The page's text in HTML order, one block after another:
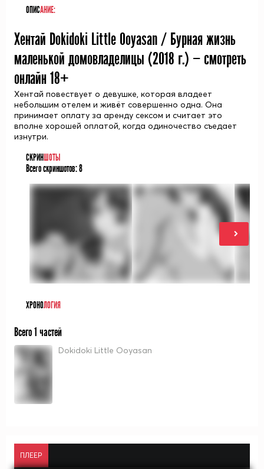
ОПИСАНИЕ:
Хентай Dokidoki Little Ooyasan / Бурная жизнь
маленькой домовладелицы (2018 г.) — смотреть
онлайн 18+
Хентай повествует о девушке, которая владеет
небольшим отелем и живёт совершенно одна. Она
принимает оплату за аренду сексом и считает это
вполне хорошей оплатой, когда одиночество съедает
изнутри.
СКРИН ШОТЫ
Всего скриншотов:8
ХРОНОЛОГИЯ
Всего 1 частей
Dokidoki Little Ooyasan
ПЛЕЕР